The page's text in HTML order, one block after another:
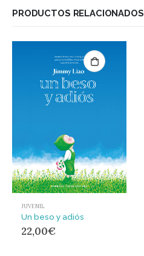
PRODUCTOS RELACIONADOS
JUVENIL
Un beso y adiós
22,00€